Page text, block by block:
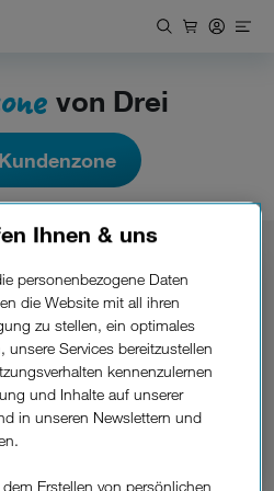
von Drei
Appaufs Handy laden.
Ihnen & uns
personenbezogene Daten
die Website mit all ihren
zu stellen, ein optimales
unsere Services bereitzustellen
kennenzulernen
und Inhalte auf unserer
in unseren Newslettern und
Erstellen von persönlichen